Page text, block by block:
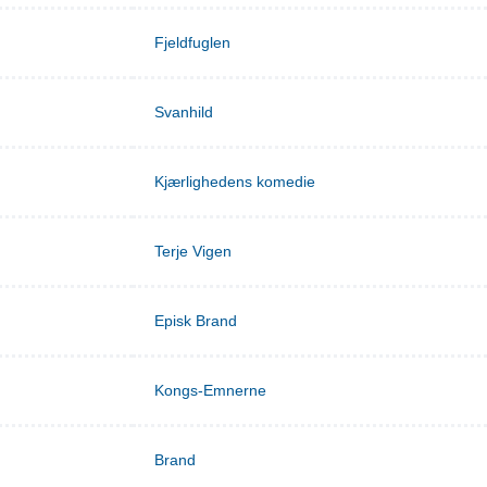
Fjeldfuglen
Svanhild
Kjærlighedens komedie
Terje Vigen
Episk Brand
Kongs-Emnerne
Brand